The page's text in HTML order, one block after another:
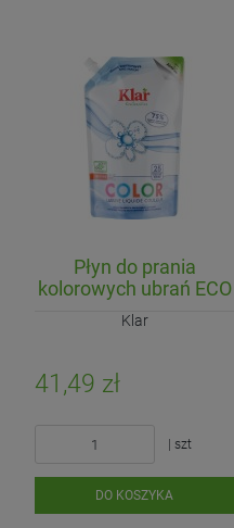
Płyn do prania
kolorowych ubrań ECO
1,5L (25prań)
Klar
41,49 zł
| szt
DO KOSZYKA